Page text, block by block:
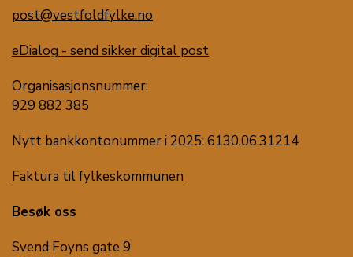
post@vestfoldfylke.no
eDialog - send sikker digital post
Organisasjonsnummer:
929 882 385
Nytt bankkontonummer i 2025: 6130.06.31214
Faktura til fylkeskommunen
Besøk oss
Svend Foyns gate 9